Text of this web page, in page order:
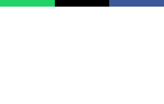
swimming#香港水泳社#游泳用品#游水#跳水#龍